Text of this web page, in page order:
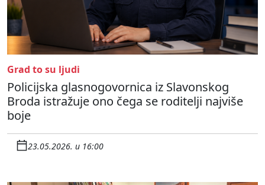
Grad to su ljudi
Policijska glasnogovornica iz Slavonskog
Broda istražuje ono čega se roditelji najviše
boje
23.05.2026. u 16:00